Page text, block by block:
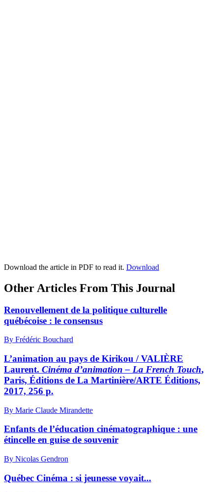
Download the article in PDF to read it. Download
Other Articles From This Journal
Renouvellement de la politique culturelle
québécoise : le consensus
By Frédéric Bouchard
L’animation au pays de Kirikou / VALIÈRE
Laurent. Cinéma d’animation – La French Touch,
Paris, Éditions de La Martinière/ARTE Éditions,
2017, 256 p.
By Marie Claude Mirandette
Enfants de l’éducation cinématographique : une
étincelle en guise de souvenir
By Nicolas Gendron
Québec Cinéma : si jeunesse voyait...